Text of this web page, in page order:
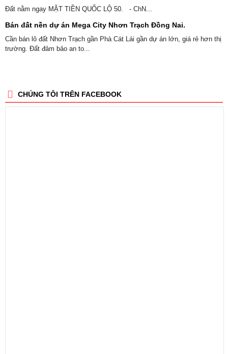
Đất nằm ngay MẶT TIỀN QUỐC LỘ 50. - ChN...
Bán đất nền dự án Mega City Nhơn Trạch Đồng Nai.
Cần bán lô đất Nhơn Trạch gần Phà Cát Lái gần dự án lớn, giá rẻ hơn thị
trường. Đất đảm bảo an to...
CHÚNG TÔI TRÊN FACEBOOK